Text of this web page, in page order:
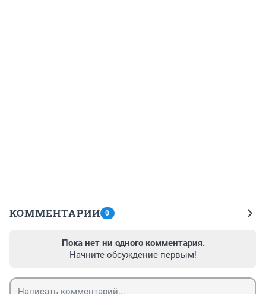
КОММЕНТАРИИ 0
Пока нет ни одного комментария.
Начните обсуждение первым!